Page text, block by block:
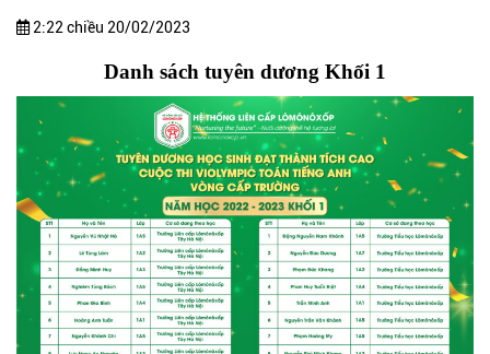
2:22 chiều 20/02/2023
Danh sách tuyên dương Khối 1